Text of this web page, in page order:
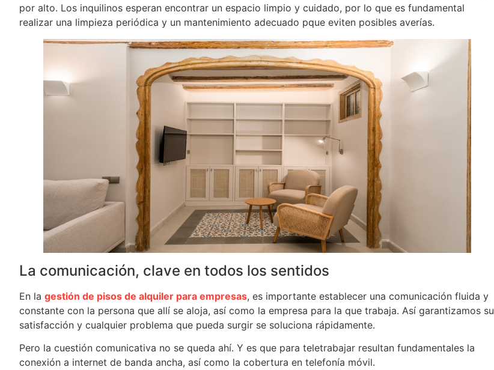
por alto. Los inquilinos esperan encontrar un espacio limpio y cuidado, por lo que es fundamental
realizar una limpieza periódica y un mantenimiento adecuado pque eviten posibles averías.
La comunicación, clave en todos los sentidos
En la gestión de pisos de alquiler para empresas, es importante establecer una comunicación fluida y
constante con la persona que allí se aloja, así como la empresa para la que trabaja. Así garantizamos su
satisfacción y cualquier problema que pueda surgir se soluciona rápidamente.
Pero la cuestión comunicativa no se queda ahí. Y es que para teletrabajar resultan fundamentales la
conexión a internet de banda ancha, así como la cobertura en telefonía móvil.